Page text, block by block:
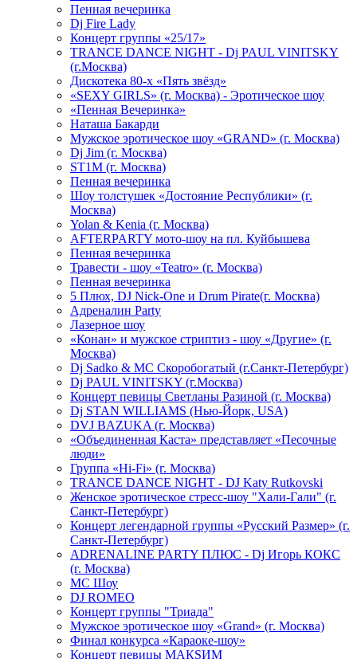
Пенная вечеринка
Dj Fire Lady
Концерт группы «25/17»
TRANCE DANCE NIGHT - Dj PAUL VINITSKY
(г.Москва)
Дискотека 80-х «Пять звёзд»
«SEXY GIRLS» (г. Москва) - Эротическое шоу
«Пенная Вечеринка»
Hаташа Бакарди
Мужское эротическое шоу «GRAND» (г. Москва)
Dj Jim (г. Москва)
ST1M (г. Москва)
Пенная вечеринка
Шоу толстушек «Достояние Республики» (г.
Москва)
Yolan & Kenia (г. Москва)
AFTERPARTY мото-шоу на пл. Куйбышева
Пенная вечеринка
Травести - шоу «Teatro» (г. Москва)
Пенная вечеринка
5 Плюх, DJ Nick-One и Drum Pirate(г. Москва)
Адреналин Party
Лазерное шоу
«Конан» и мужское стриптиз - шоу «Другие» (г.
Москва)
Dj Sadko & МС Скоробогатый (г.Санкт-Петербург)
Dj PAUL VINITSKY (г.Москва)
Концерт певицы Светланы Разиной (г. Москва)
Dj STAN WILLIAMS (Нью-Йорк, USA)
DVJ BAZUKA (г. Москва)
«Объединенная Каста» представляет «Песочные
люди»
Группа «Hi-Fi» (г. Москва)
TRANCE DANCE NIGHT - DJ Katy Rutkovski
Женское эротическое стресс-шоу "Хали-Гали" (г.
Санкт-Петербург)
Концерт легендарной группы «Русский Размер» (г.
Санкт-Петербург)
ADRENALINE PARTY ПЛЮС - Dj Игорь КОКС
(г. Москва)
MC Шоу
DJ ROMEO
Концерт группы "Триада"
Мужское эротическое шоу «Grand» (г. Москва)
Финал конкурса «Караоке-шоу»
Концерт певицы МАКSИМ